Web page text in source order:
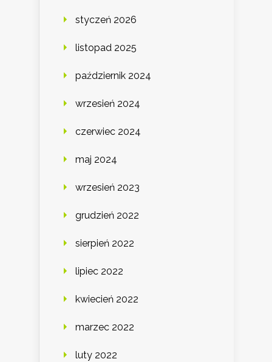
styczeń 2026
listopad 2025
październik 2024
wrzesień 2024
czerwiec 2024
maj 2024
wrzesień 2023
grudzień 2022
sierpień 2022
lipiec 2022
kwiecień 2022
marzec 2022
luty 2022